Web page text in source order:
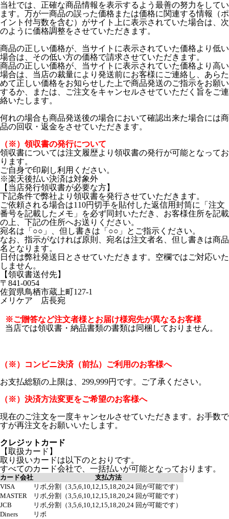
当社では、正確な商品情報を表示するよう最善の努力をしてい
ます。万が一商品の誤った価格または価格に関連する情報（ポ
イント付与数を含む）がサイト上に表示されていた場合は、次
のように価格調整をさせていただきます。
商品の正しい価格が、当サイトに表示されていた価格より低い
場合は、その低い方の価格で請求させていただきます。
商品の正しい価格が、当サイトに表示されていた価格より高い
場合は、当店の裁量により発送前にお客様にご連絡し、あらた
めて正しい価格をお知らせした上で商品発送のご指示をお願い
するか、または、ご注文をキャンセルさせていただく旨をご連
絡いたします。
何れの場合も商品発送後の場合において確認出来た場合には商
品の回収・返金をさせていただきます。
（※）領収書の発行について
領収書については注文履歴より領収書の発行が可能となってお
ります。
ご自身で印刷し利用ください。
※楽天後払い決済は対象外
【当店発行領収書が必要な方】
下記条件で弊社より領収書を発行させていただきます。
ご依頼される場合は110円切手を貼付した返信用封筒に「注文
番号を記載したメモ」を必ず同封いただき、お客様住所を記載
の上、下記の住所へお送りください。
宛名は「○○」、但し書きは「○○」とご指示ください。
なお、指示がなければ原則、宛名は注文者名、但し書きは商品
名となります。
日付は弊社発送日とさせていただきます。空欄ではご対応いた
しません。
【領収書送付先】
〒841-0054
佐賀県鳥栖市蔵上町127-1
メリケア 店長宛
※ご贈答など注文者様とお届け様宛先が異なるお客様
当店では領収書・納品書類の書類は同梱しておりません。
（※）コンビニ決済（前払）ご利用のお客様へ
お支払総額の上限は、299,999円です。ご了承ください。
（※）決済方法変更をご希望のお客様へ
現在のご注文を一度キャンセルさせていただきます。お手数で
すが再注文をお願いいたします。
クレジットカード
【取扱カード】
取り扱いカードは以下のとおりです。
すべてのカード会社で、一括払いが可能となっております。
カード会社
支払方法
VISA
リボ,分割（3,5,6,10,12,15,18,20,24 回が可能です）
MASTER
リボ,分割（3,5,6,10,12,15,18,20,24 回が可能です）
JCB
リボ,分割（3,5,6,10,12,15,18,20,24 回が可能です）
Diners
リボ